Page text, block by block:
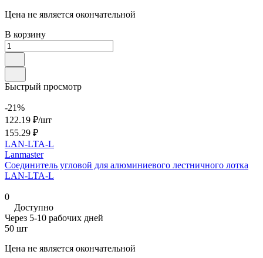
Цена не является окончательной
В корзину
Быстрый просмотр
-21%
122.19 ₽/шт
155.29 ₽
LAN-LTA-L
Lanmaster
Соединитель угловой для алюминиевого лестничного лотка
LAN-LTA-L
0
Доступно
Через 5-10 рабочих дней
50 шт
Цена не является окончательной